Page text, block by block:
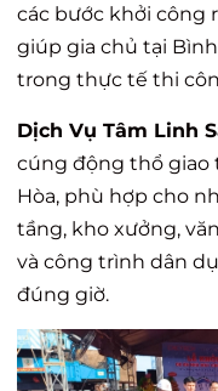
các bước khởi công
giúp gia chủ tại
trong thực tế thi
Dịch Vụ Tâm Linh
cúng động thổ giao
Hòa, phù hợp cho
tầng, kho xưởng,
và công trình dân
đúng giờ.